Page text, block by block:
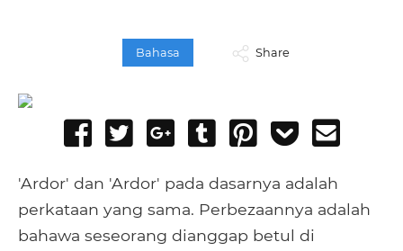
Bahasa Share
Share
Facebook
Tweet
Share
Google+
Post
Tumblr
Pin
Add
Pocket
'Ardor' dan 'Ardor' pada dasarnya adalah
perkataan yang sama. Perbezaannya adalah
bahawa seseorang dianggap betul di